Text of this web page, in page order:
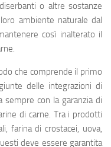
o altre sostanze
ambiente naturale dal
così inalterato il
che comprende il primo
delle integrazioni di
sempre con la garanzia di
di carne. Tra i prodotti
farina di crostacei, uova,
deve essere garantita